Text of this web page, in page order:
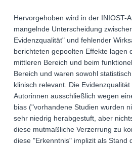
Hervorgehoben wird in der INIOST-
mangelnde Unterscheidung
Evidenzqualität" und fehlender
berichteten gepoolten Effekte lagen
mittleren Bereich und beim
Bereich und waren sowohl
klinisch relevant. Die
Autorinnen ausschließlich wegen
bias ("vorhandene Studien wurden
sehr niedrig herabgestuft, aber
diese mutmaßliche Verzerrung zu
diese "Erkenntnis" implizit als Stand